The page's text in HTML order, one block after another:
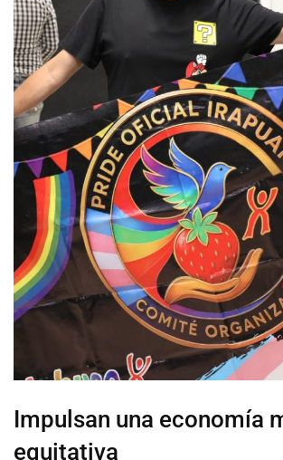
Impulsan una economía
equitativa